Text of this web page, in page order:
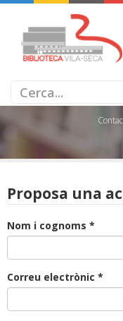
Proposa una
Nom i cognoms *
Correu electrònic *